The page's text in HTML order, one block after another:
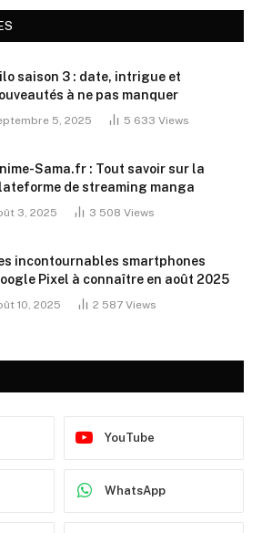
saison 3 : date, intrigue et
à ne pas manquer
5, 2025 5 633 Views
Sama.fr : Tout savoir sur la
de streaming manga
3, 2025 3 508 Views
incontournables smartphones
Pixel à connaître en août 2025
10, 2025 2 587 Views
YouTube
WhatsApp